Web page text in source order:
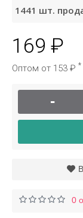
1441 шт.
169 ₽
Оптом от 153 ₽ *
-
0